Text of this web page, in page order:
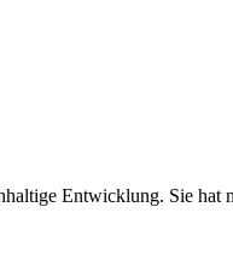
Entwicklung. Sie hat